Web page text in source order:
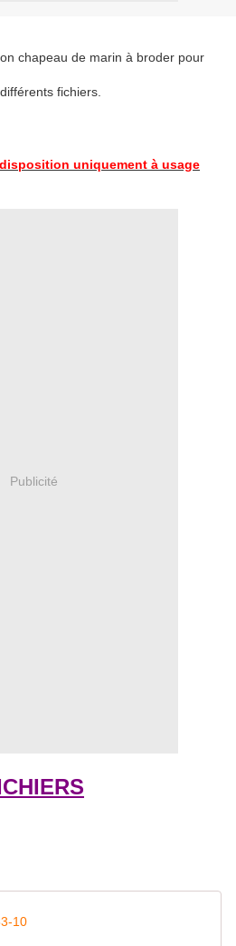
chapeau de marin à broder pour
fichiers.
uniquement à usage
Publicité
10